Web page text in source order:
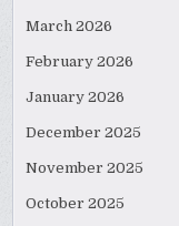
March 2026
February 2026
January 2026
December 2025
November 2025
October 2025